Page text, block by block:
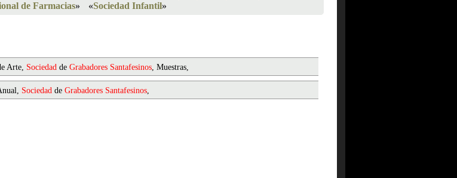
de Farmacias» «Sociedad Infantil»
Arte, Sociedad de Grabadores Santafesinos, Muestras,
Sociedad de Grabadores Santafesinos,